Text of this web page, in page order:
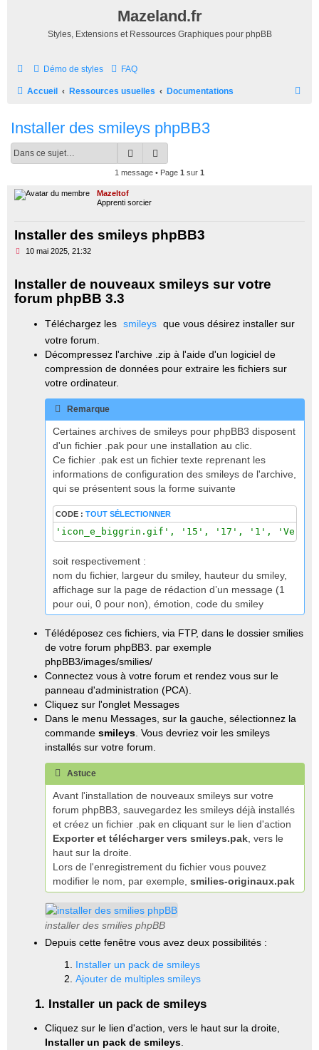
Mazeland.fr
Styles, Extensions et Ressources Graphiques pour phpBB
Démo de styles FAQ
Accueil Ressources usuelles Documentations
Installer des smileys phpBB3
Rechercher
1 message • Page 1 sur 1
Mazeltof
Apprenti sorcier
Installer des smileys phpBB3
M
a
g
e
10 mai 2025, 21:32
Installer de nouveaux smileys sur votre
forum phpBB 3.3
Téléchargez les smileys que vous désirez installer sur
votre forum.
Décompressez l'archive .zip à l'aide d'un logiciel de
compression de données pour extraire les fichiers sur
votre ordinateur.
Remarque
Certaines archives de smileys pour phpBB3 disposent
d'un fichier .pak pour une installation au clic.
Ce fichier .pak est un fichier texte reprenant les
informations de configuration des smileys de l'archive,
qui se présentent sous la forme suivante
CODE : TOUT SÉLECTIONNER
'icon_e_biggrin.gif', '15', '17', '1', 'Very
soit respectivement :
nom du fichier, largeur du smiley, hauteur du smiley,
affichage sur la page de rédaction d’un message (1
pour oui, 0 pour non), émotion, code du smiley
Télédéposez ces fichiers, via FTP, dans le dossier smilies
de votre forum phpBB3. par exemple
phpBB3/images/smilies/
Connectez vous à votre forum et rendez vous sur le
panneau d'administration (PCA).
Cliquez sur l'onglet Messages
Dans le menu Messages, sur la gauche, sélectionnez la
commande smileys. Vous devriez voir les smileys
installés sur votre forum.
Astuce
Avant l'installation de nouveaux smileys sur votre
forum phpBB3, sauvegardez les smileys déjà installés
et créez un fichier .pak en cliquant sur le lien d'action
Exporter et télécharger vers smileys.pak, vers le
haut sur la droite.
Lors de l'enregistrement du fichier vous pouvez
modifier le nom, par exemple, smilies-originaux.pak
installer des smilies phpBB
Depuis cette fenêtre vous avez deux possibilités :
Installer un pack de smileys
Ajouter de multiples smileys
1. Installer un pack de smileys
Cliquez sur le lien d'action, vers le haut sur la droite,
Installer un pack de smileys.